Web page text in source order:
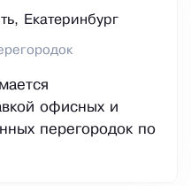
Екатеринбург
офисных и
перегородок по